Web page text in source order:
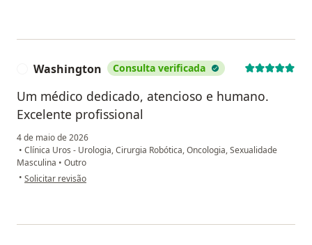
Washington Consulta verificada
Um médico dedicado, atencioso e humano.
Excelente profissional
4 de maio de 2026
• Clínica Uros - Urologia, Cirurgia Robótica, Oncologia, Sexualidade
Masculina • Outro
• na opinião do utilizador Washington
Solicitar revisão